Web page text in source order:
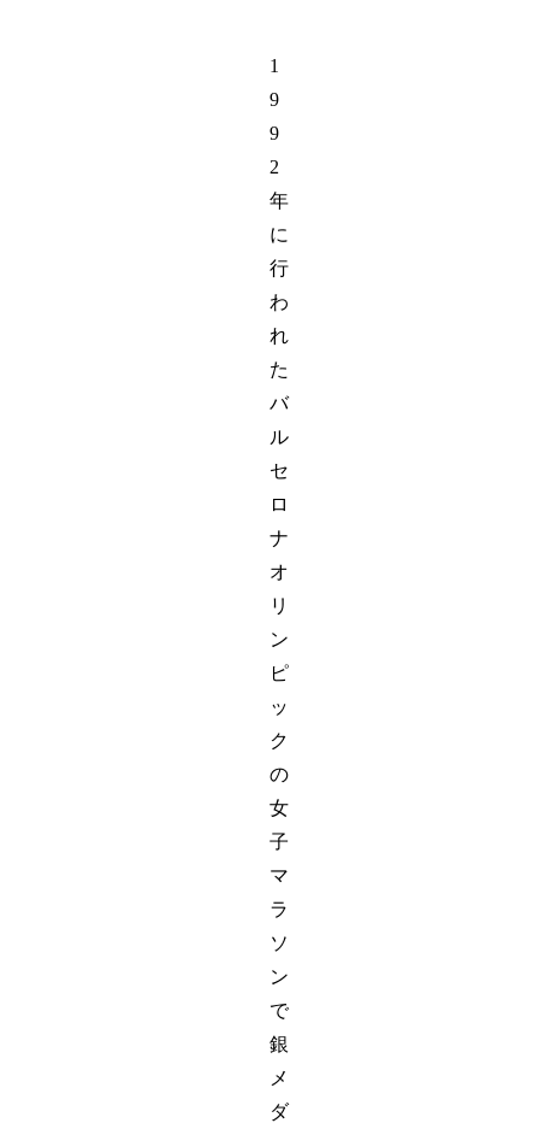
1
9
9
2
年
に
行
わ
れ
た
バ
ル
セ
ロ
ナ
オ
リ
ン
ピ
ッ
ク
の
女
子
マ
ラ
ソ
ン
で
銀
メ
ダ